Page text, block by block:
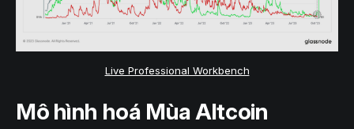
Live Professional Workbench
Mô hình hoá Mùa Altcoin